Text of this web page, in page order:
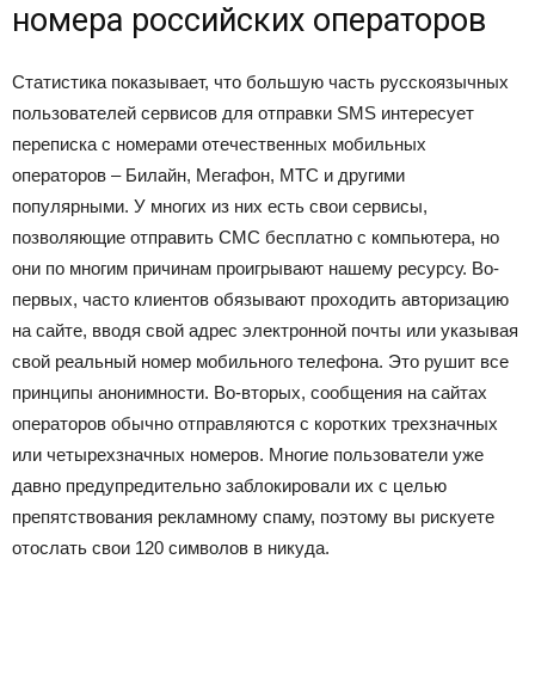
номера российских операторов
Статистика показывает, что большую часть русскоязычных
пользователей сервисов для отправки SMS интересует
переписка с номерами отечественных мобильных
операторов – Билайн, Мегафон, МТС и другими
популярными. У многих из них есть свои сервисы,
позволяющие отправить СМС бесплатно с компьютера, но
они по многим причинам проигрывают нашему ресурсу. Во-
первых, часто клиентов обязывают проходить авторизацию
на сайте, вводя свой адрес электронной почты или указывая
свой реальный номер мобильного телефона. Это рушит все
принципы анонимности. Во-вторых, сообщения на сайтах
операторов обычно отправляются с коротких трехзначных
или четырехзначных номеров. Многие пользователи уже
давно предупредительно заблокировали их с целью
препятствования рекламному спаму, поэтому вы рискуете
отослать свои 120 символов в никуда.